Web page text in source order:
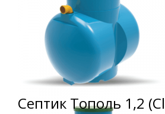
Септик Тополь 1,2